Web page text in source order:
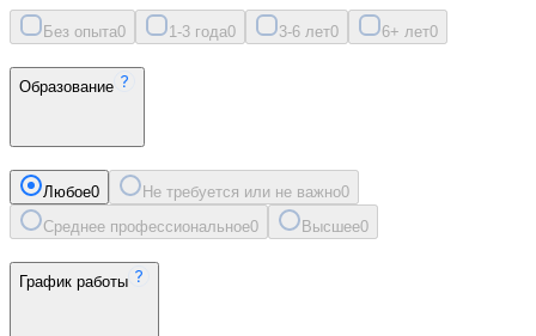
Без опыта0 1-3 года0 3-6 лет0 6+ лет0
Образование
Любое0 Не требуется или не важно0
Среднее профессиональное0 Высшее0
График работы